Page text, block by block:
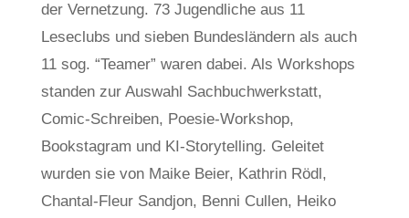
der Vernetzung. 73 Jugendliche aus 11
Leseclubs und sieben Bundesländern als auch
11 sog. “Teamer” waren dabei. Als Workshops
standen zur Auswahl Sachbuchwerkstatt,
Comic-Schreiben, Poesie-Workshop,
Bookstagram und KI-Storytelling. Geleitet
wurden sie von Maike Beier, Kathrin Rödl,
Chantal-Fleur Sandjon, Benni Cullen, Heiko